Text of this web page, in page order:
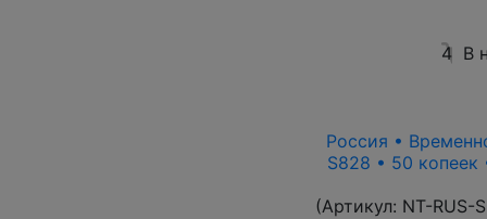
4 В
Россия •
S828 • 50 копеек
(Артикул: NT-RUS-